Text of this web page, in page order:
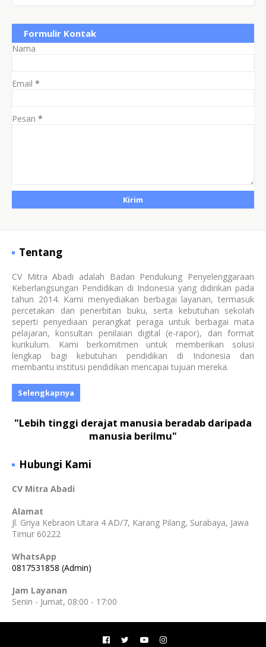
Formulir Kontak
Nama
Email *
Pesan *
Tentang
CV Mitra Abadi adalah Badan Pendukung Penyelenggaraan
Keberlangsungan Pendidikan di Indonesia yang didirikan pada
tahun 2014. Kami menyediakan berbagai layanan, termasuk
percetakan dan penerbitan buku, serta kebutuhan sekolah
seperti penyediaan perangkat peraga untuk berbagai mata
pelajaran, konsultan penilaian digital (e-rapor), dan format
kurikulum. Kami berkomitmen untuk memberikan solusi
lengkap bagi kebutuhan pendidikan di Indonesia dan
membantu institusi pendidikan mencapai tujuan mereka.
Selengkapnya
"Lebih tinggi derajat manusia beradab daripada
manusia berilmu"
Hubungi Kami
CV Mitra Abadi
Alamat
Jl. Griya Kebraon Utara 4 AD/7, Karang Pilang, Surabaya, Jawa
Timur 60222
WhatsApp
0817531858 (Admin)
Jam Layanan
Senin - Jumat, 08:00 - 17:00